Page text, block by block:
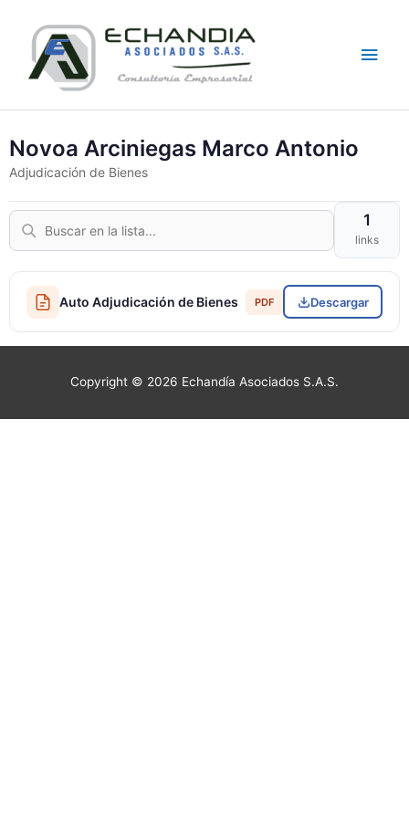
content
Novoa Arciniegas Marco Antonio
Adjudicación de Bienes
1
links
Auto Adjudicación de Bienes PDF Descargar
Copyright © 2026 Echandía Asociados S.A.S.